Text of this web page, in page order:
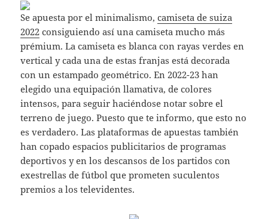
Se apuesta por el minimalismo,camiseta de suiza
2022 consiguiendo así una camiseta mucho más
prémium. La camiseta es blanca con rayas verdes en
vertical y cada una de estas franjas está decorada
con un estampado geométrico. En 2022-23 han
elegido una equipación llamativa, de colores
intensos, para seguir haciéndose notar sobre el
terreno de juego. Puesto que te informo, que esto no
es verdadero. Las plataformas de apuestas también
han copado espacios publicitarios de programas
deportivos y en los descansos de los partidos con
exestrellas de fútbol que prometen suculentos
premios a los televidentes.